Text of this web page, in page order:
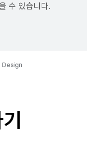
수 있습니다.
Design